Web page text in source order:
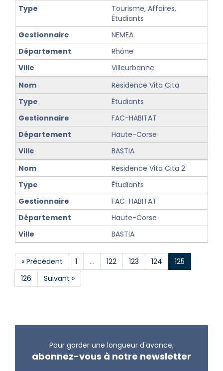
Tourisme, Affaires,
Étudiants
NEMEA
Rhône
Villeurbanne
Residence Vita Cita
Étudiants
FAC-HABITAT
Haute-Corse
BASTIA
Residence Vita Cita 2
Étudiants
FAC-HABITAT
Haute-Corse
BASTIA
« Précédent 1 … 122 123 124
125
126
Suivant »
Pour garder une longueur d'avance,
abonnez-vous à notre newsletter